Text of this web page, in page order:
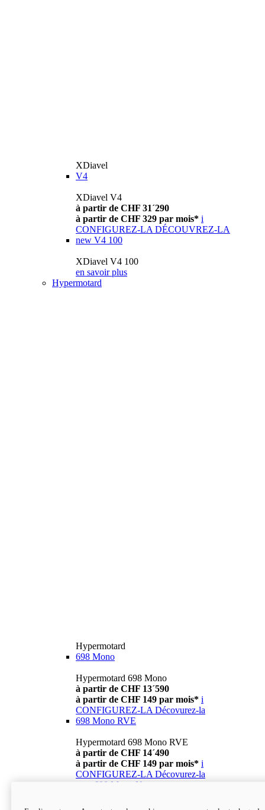
XDiavel
V4
XDiavel V4
à partir de CHF 31´290
à partir de CHF 329 par mois* i
CONFIGUREZ-LA DÉCOUVREZ-LA
new V4 100
XDiavel V4 100
en savoir plus
Hypermotard
Hypermotard
698 Mono
Hypermotard 698 Mono
à partir de CHF 13´590
à partir de CHF 149 par mois* i
CONFIGUREZ-LA Décovurez-la
698 Mono RVE
Hypermotard 698 Mono RVE
à partir de CHF 14´490
à partir de CHF 149 par mois* i
CONFIGUREZ-LA Décovurez-la
698 Mono Nera
Hypermotard 698 Mono Nera